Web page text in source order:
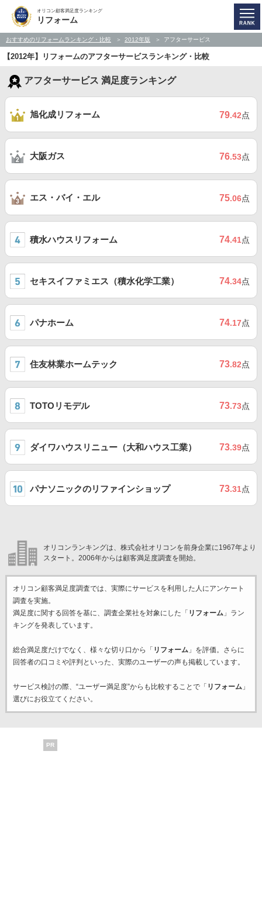
オリコン顧客満足度ランキング
リフォーム
おすすめのリフォームランキング・比較 2012年版 アフターサービス
【2012年】リフォームのアフターサービスランキング・比較
アフターサービス 満足度ランキング
旭化成リフォーム 79.42点
大阪ガス 76.53点
エス・バイ・エル 75.06点
積水ハウスリフォーム 74.41点
セキスイファミエス（積水化学工業） 74.34点
パナホーム 74.17点
住友林業ホームテック 73.82点
TOTOリモデル 73.73点
ダイワハウスリニュー（大和ハウス工業） 73.39点
パナソニックのリファインショップ 73.31点
オリコンランキングは、株式会社オリコンを前身企業に1967年より
スタート。2006年からは顧客満足度調査を開始。
オリコン顧客満足度調査では、実際にサービスを利用した 人にアンケート
調査を実施。
満足度に関する回答を基に、調査企業社を対象にした「 リフォーム」ラン
キングを発表しています。
総合満足度だけでなく、様々な切り口から「 リフォーム」を評価。さらに
回答者の口コミや評判といった、実際のユーザーの声も掲載しています。
サービス検討の際、“ユーザー満足度”からも比較することで「 リフォーム」
選びにお役立てください。
PR